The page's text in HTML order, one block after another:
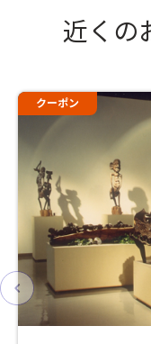
近くの
クーポン